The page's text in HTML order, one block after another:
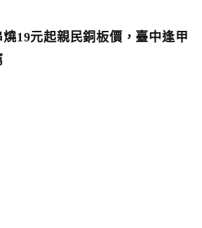
19元起親民銅板價，臺中逢甲